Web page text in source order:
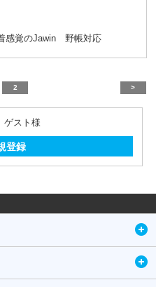
感覚のJawin 野帳対応
2 >
スト様
登録